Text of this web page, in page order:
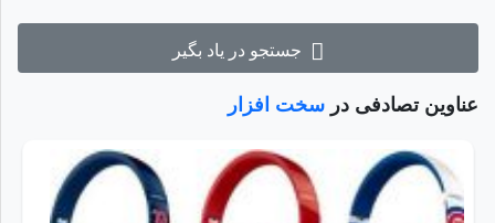
جستجو در یاد بگیر
عناوین تصادفی در سخت افزار